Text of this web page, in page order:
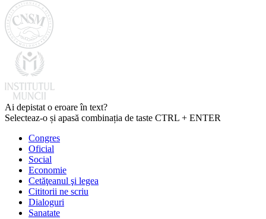
Ai depistat o eroare în text?
Selecteaz-o și apasă combinația de taste CTRL + ENTER
Congres
Oficial
Social
Economie
Cetăţeanul şi legea
Cititorii ne scriu
Dialoguri
Sanatate